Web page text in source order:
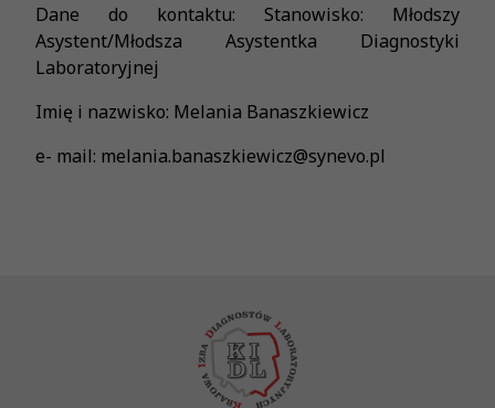
Dane do kontaktu: Stanowisko: Młodszy
Asystent/Młodsza Asystentka Diagnostyki
Laboratoryjnej
Imię i nazwisko: Melania Banaszkiewicz
e- mail: melania.banaszkiewicz@synevo.pl